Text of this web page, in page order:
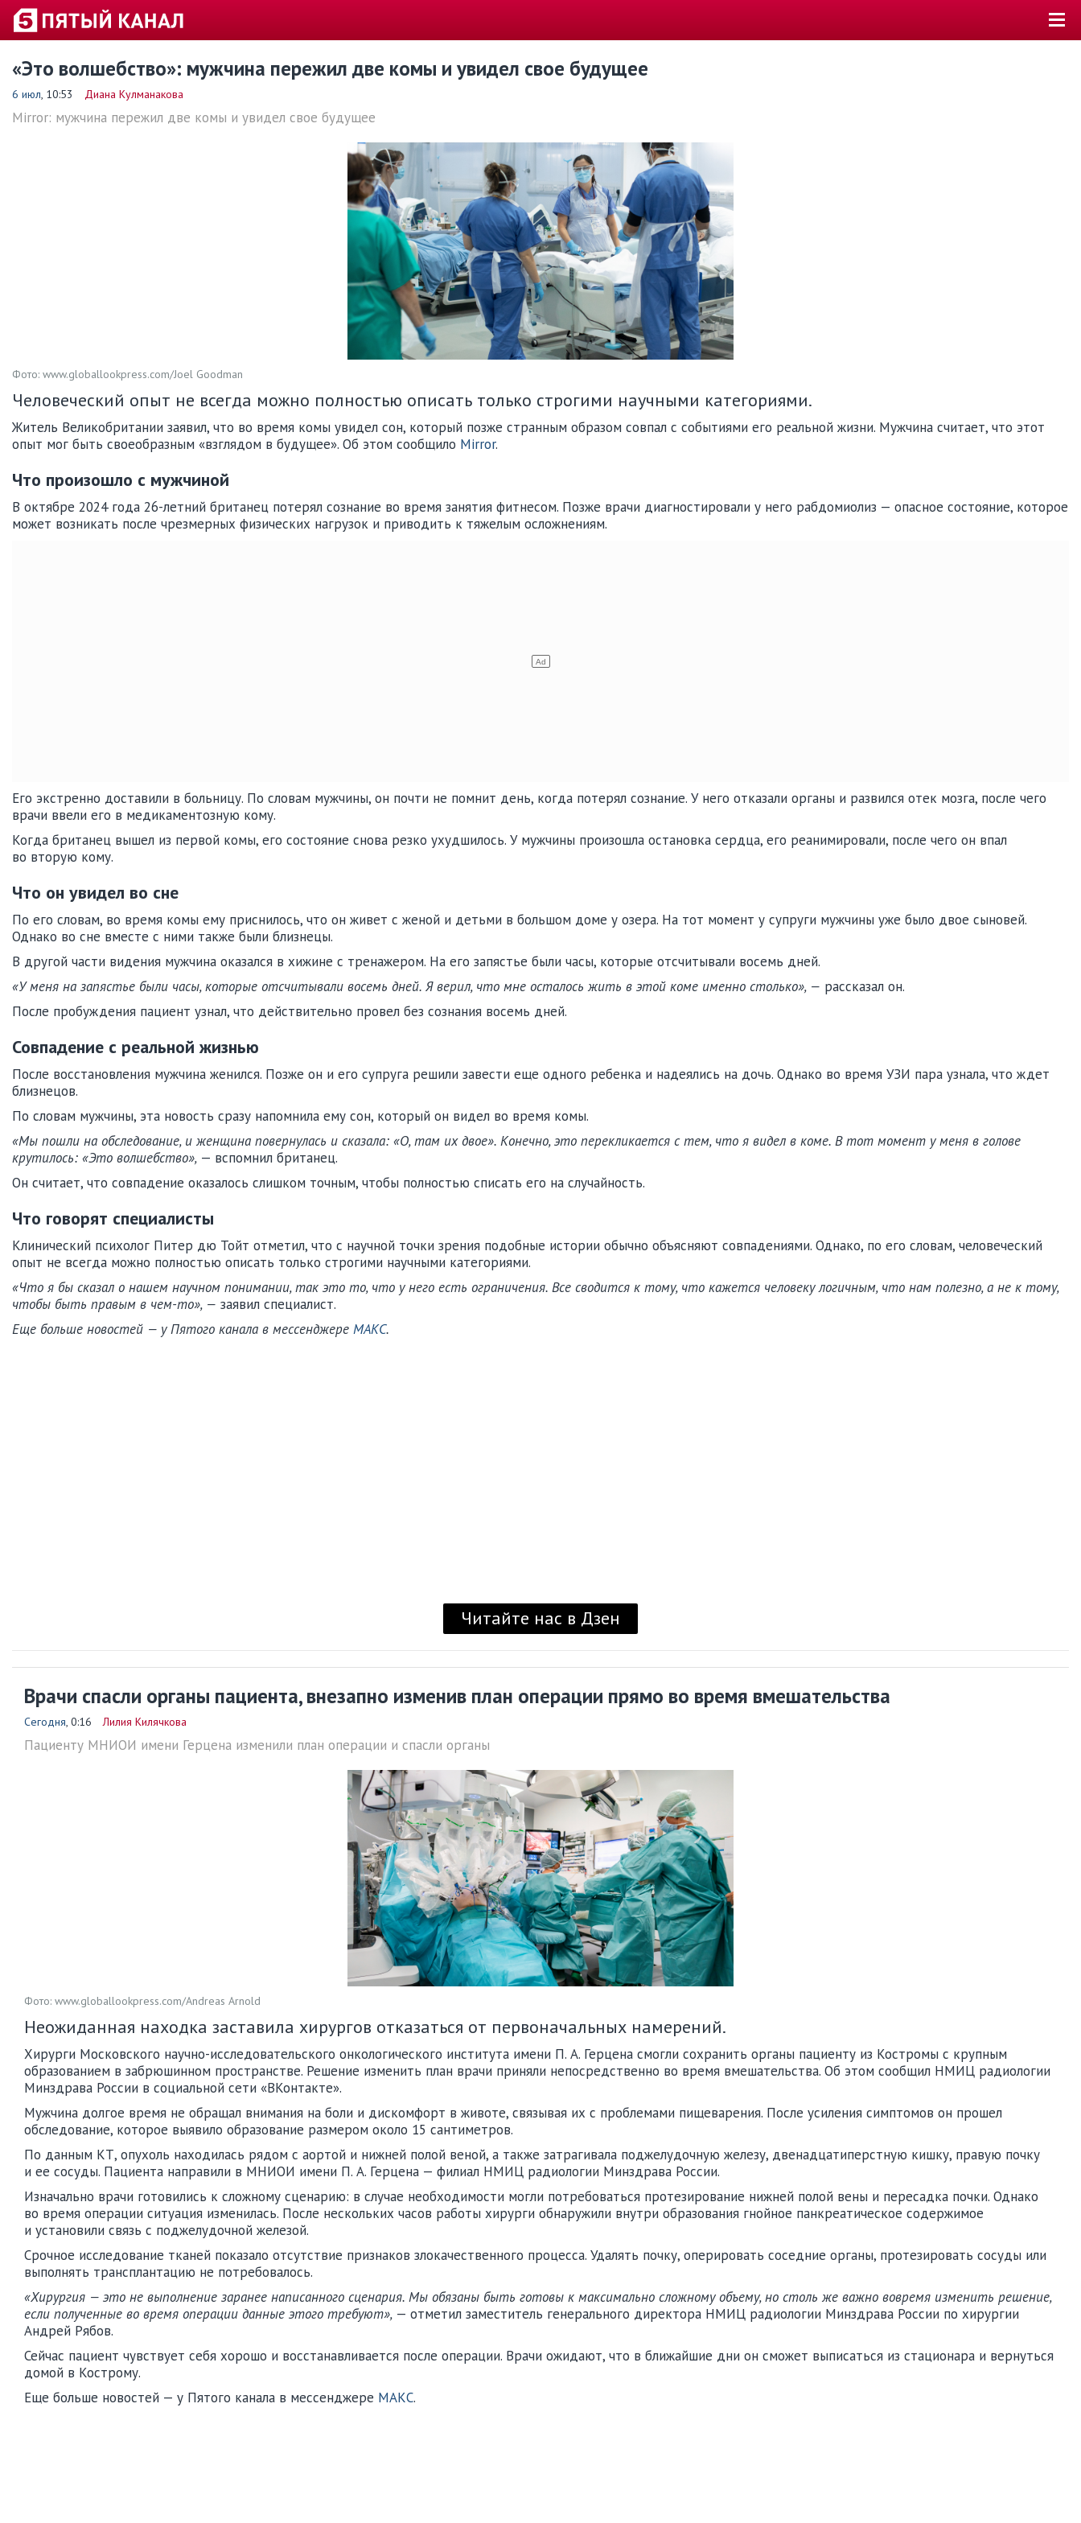
«Это волшебство»: мужчина пережил две комы и увидел свое будущее
6 июл, 10:53 Диана Кулманакова
Mirror: мужчина пережил две комы и увидел свое будущее
Фото: www.globallookpress.com/Joel Goodman
Человеческий опыт не всегда можно полностью описать только строгими научными категориями.
Житель Великобритании заявил, что во время комы увидел сон, который позже странным образом совпал с событиями его реальной жизни. Мужчина считает, что этот
опыт мог быть своеобразным «взглядом в будущее». Об этом сообщило Mirror.
Что произошло с мужчиной
В октябре 2024 года 26-летний британец потерял сознание во время занятия фитнесом. Позже врачи диагностировали у него рабдомиолиз — опасное состояние, которое
может возникать после чрезмерных физических нагрузок и приводить к тяжелым осложнениям.
Его экстренно доставили в больницу. По словам мужчины, он почти не помнит день, когда потерял сознание. У него отказали органы и развился отек мозга, после чего
врачи ввели его в медикаментозную кому.
Когда британец вышел из первой комы, его состояние снова резко ухудшилось. У мужчины произошла остановка сердца, его реанимировали, после чего он впал
во вторую кому.
Что он увидел во сне
По его словам, во время комы ему приснилось, что он живет с женой и детьми в большом доме у озера. На тот момент у супруги мужчины уже было двое сыновей.
Однако во сне вместе с ними также были близнецы.
В другой части видения мужчина оказался в хижине с тренажером. На его запястье были часы, которые отсчитывали восемь дней.
«У меня на запястье были часы, которые отсчитывали восемь дней. Я верил, что мне осталось жить в этой коме именно столько», — рассказал он.
После пробуждения пациент узнал, что действительно провел без сознания восемь дней.
Совпадение с реальной жизнью
После восстановления мужчина женился. Позже он и его супруга решили завести еще одного ребенка и надеялись на дочь. Однако во время УЗИ пара узнала, что ждет
близнецов.
По словам мужчины, эта новость сразу напомнила ему сон, который он видел во время комы.
«Мы пошли на обследование, и женщина повернулась и сказала: «О, там их двое». Конечно, это перекликается с тем, что я видел в коме. В тот момент у меня в голове
крутилось: «Это волшебство», — вспомнил британец.
Он считает, что совпадение оказалось слишком точным, чтобы полностью списать его на случайность.
Что говорят специалисты
Клинический психолог Питер дю Тойт отметил, что с научной точки зрения подобные истории обычно объясняют совпадениями. Однако, по его словам, человеческий
опыт не всегда можно полностью описать только строгими научными категориями.
«Что я бы сказал о нашем научном понимании, так это то, что у него есть ограничения. Все сводится к тому, что кажется человеку логичным, что нам полезно, а не к тому,
чтобы быть правым в чем-то», — заявил специалист.
Еще больше новостей — у Пятого канала в мессенджере МАКС.
Читайте нас в Дзен